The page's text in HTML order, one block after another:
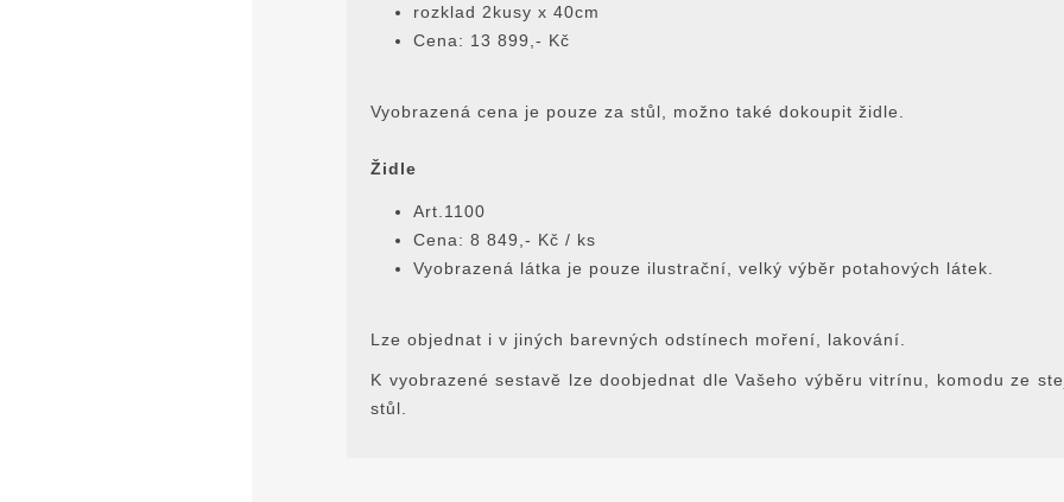
rozklad 2kusy x 40cm
Cena: 13 899,- Kč
Vyobrazená cena je pouze za stůl, možno také dokoupit židle.
Židle
Art.1100
Cena: 8 849,- Kč / ks
Vyobrazená látka je pouze ilustrační, velký výbĕr potahových látek.
Lze objednat i v jiných barevných odstínech moření, lakování.
K vyobrazené sestavě lze doobjednat dle Vašeho výběru vitrínu, komodu ze
stůl.